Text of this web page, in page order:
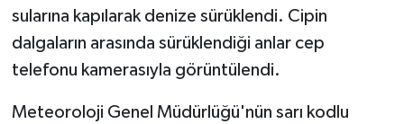
sularına kapılarak denize sürüklendi. Cipin
dalgaların arasında sürüklendiği anlar cep
telefonu kamerasıyla görüntülendi.
Meteoroloji Genel Müdürlüğü'nün sarı kodlu